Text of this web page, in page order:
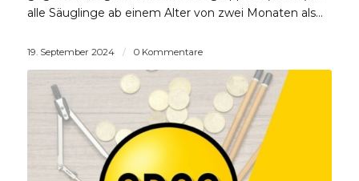
alle Säuglinge ab einem Alter von zwei Monaten als…
19. September 2024 / 0 Kommentare